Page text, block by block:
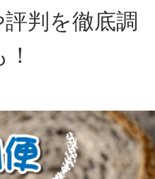
判を徹底調